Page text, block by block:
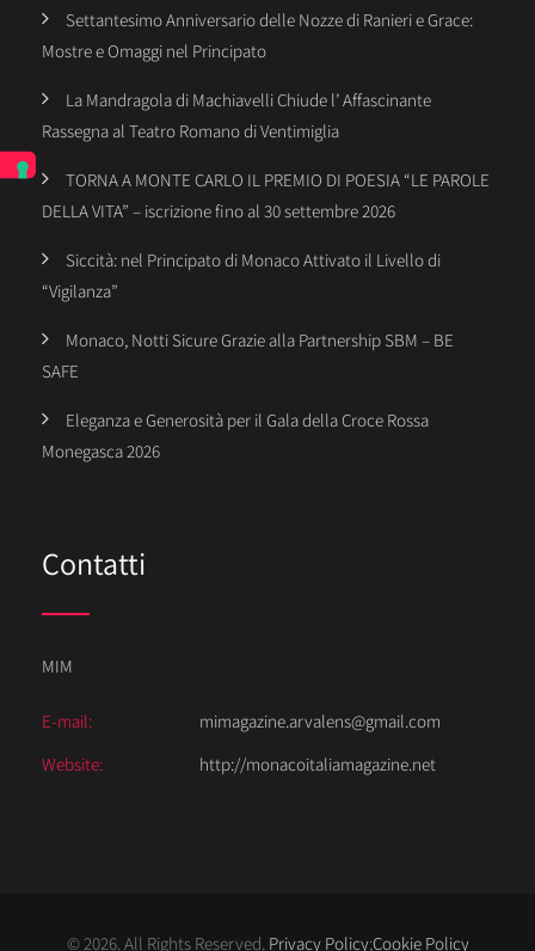
Settantesimo Anniversario delle Nozze di Ranieri e Grace:
Mostre e Omaggi nel Principato
La Mandragola di Machiavelli Chiude l’ Affascinante
Rassegna al Teatro Romano di Ventimiglia
TORNA A MONTE CARLO IL PREMIO DI POESIA “LE PAROLE
DELLA VITA” – iscrizione fino al 30 settembre 2026
Siccità: nel Principato di Monaco Attivato il Livello di
“Vigilanza”
Monaco, Notti Sicure Grazie alla Partnership SBM – BE
SAFE
Eleganza e Generosità per il Gala della Croce Rossa
Monegasca 2026
Contatti
MIM
E-mail:
mimagazine.arvalens@gmail.com
Website:
http://monacoitaliamagazine.net
© 2026. All Rights Reserved. Privacy Policy;Cookie Policy